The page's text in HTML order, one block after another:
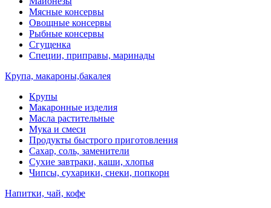
Мясные консервы
Овощные консервы
Рыбные консервы
Сгущенка
Специи, приправы, маринады
Крупа, макароны,бакалея
Крупы
Макаронные изделия
Масла растительные
Мука и смеси
Продукты быстрого приготовления
Сахар, соль, заменители
Сухие завтраки, каши, хлопья
Чипсы, сухарики, снеки, попкорн
Напитки, чай, кофе